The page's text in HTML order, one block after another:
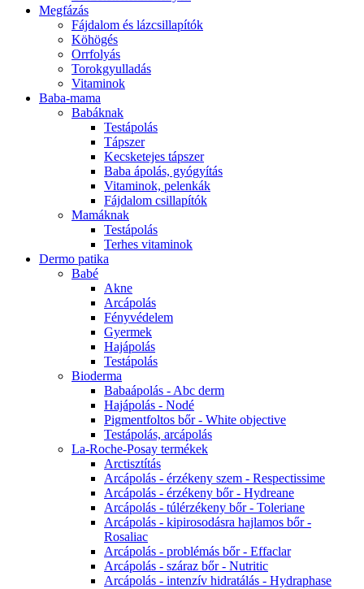
Megfázás
Fájdalom és lázcsillapítók
Köhögés
Orrfolyás
Torokgyulladás
Vitaminok
Baba-mama
Babáknak
Testápolás
Tápszer
Kecsketejes tápszer
Baba ápolás, gyógyítás
Vitaminok, pelenkák
Fájdalom csillapítók
Mamáknak
Testápolás
Terhes vitaminok
Dermo patika
Babé
Akne
Arcápolás
Fényvédelem
Gyermek
Hajápolás
Testápolás
Bioderma
Babaápolás - Abc derm
Hajápolás - Nodé
Pigmentfoltos bőr - White objective
Testápolás, arcápolás
La-Roche-Posay termékek
Arctisztítás
Arcápolás - érzékeny szem - Respectissime
Arcápolás - érzékeny bőr - Hydreane
Arcápolás - túlérzékeny bőr - Toleriane
Arcápolás - kipirosodásra hajlamos bőr -
Rosaliac
Arcápolás - problémás bőr - Effaclar
Arcápolás - száraz bőr - Nutritic
Arcápolás - intenzív hidratálás - Hydraphase